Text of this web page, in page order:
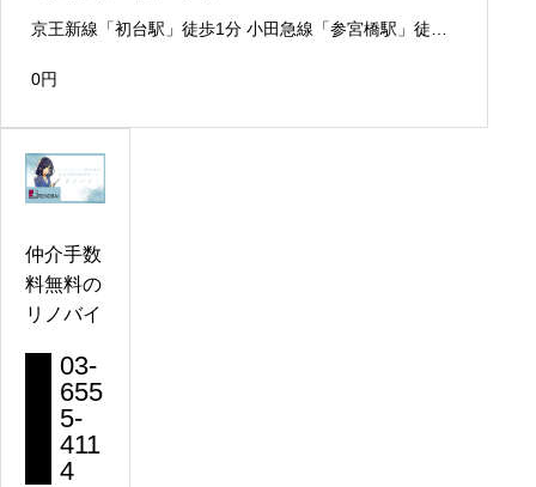
京王新線「初台駅」徒歩1分 小田急線「参宮橋駅」徒歩1
0円
仲介手数
料無料の
リノバイ
03-
655
5-
411
4